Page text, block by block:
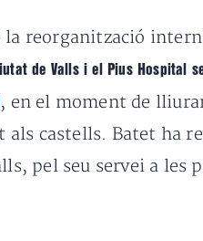
la reorganització
de Valls i el Pius Hospital
, en el moment de
castells. Batet ha
pel seu servei a les